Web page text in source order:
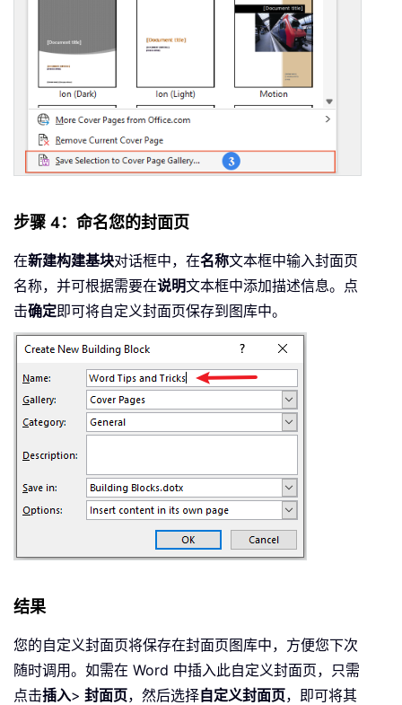
步骤 4：命名您的封面页
在新建构建基块对话框中，在名称文本框中输入封面页
名称，并可根据需要在说明文本框中添加描述信息。点
击确定即可将自定义封面页保存到图库中。
结果
您的自定义封面页将保存在封面页图库中，方便您下次
随时调用。如需在 Word 中插入此自定义封面页，只需
点击插入> 封面页，然后选择自定义封面页，即可将其